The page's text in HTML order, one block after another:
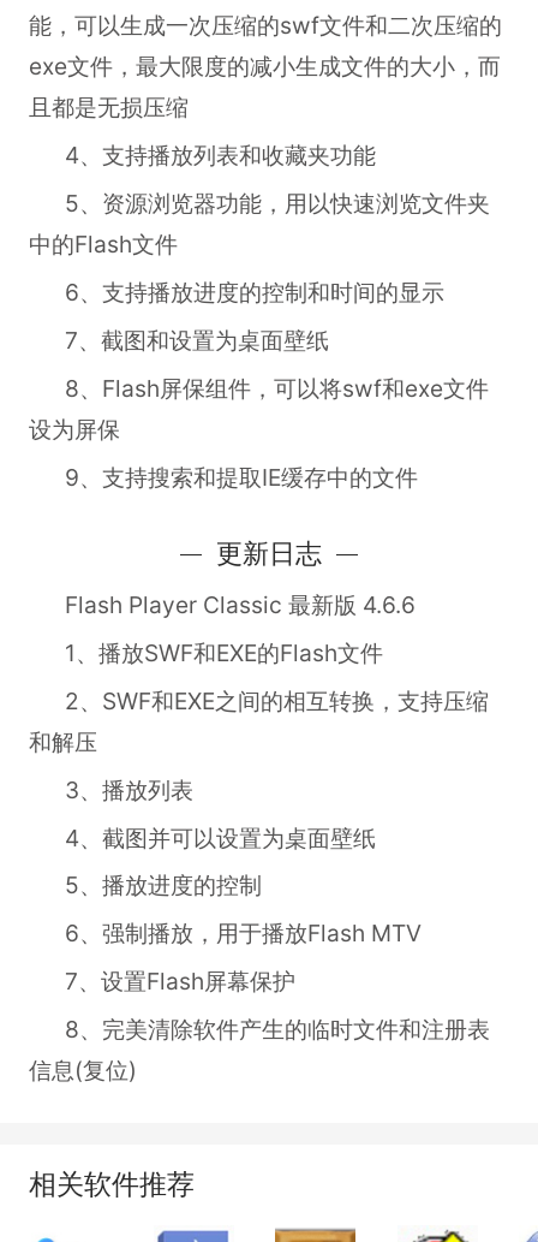
能，可以生成一次压缩的swf文件和二次压缩的
exe文件，最大限度的减小生成文件的大小，而
且都是无损压缩
4、支持播放列表和收藏夹功能
5、资源浏览器功能，用以快速浏览文件夹
中的Flash文件
6、支持播放进度的控制和时间的显示
7、截图和设置为桌面壁纸
8、Flash屏保组件，可以将swf和exe文件
设为屏保
9、支持搜索和提取IE缓存中的文件
更新日志
Flash Player Classic 最新版 4.6.6
1、播放SWF和EXE的Flash文件
2、SWF和EXE之间的相互转换，支持压缩
和解压
3、播放列表
4、截图并可以设置为桌面壁纸
5、播放进度的控制
6、强制播放，用于播放Flash MTV
7、设置Flash屏幕保护
8、完美清除软件产生的临时文件和注册表
信息(复位)
相关软件推荐